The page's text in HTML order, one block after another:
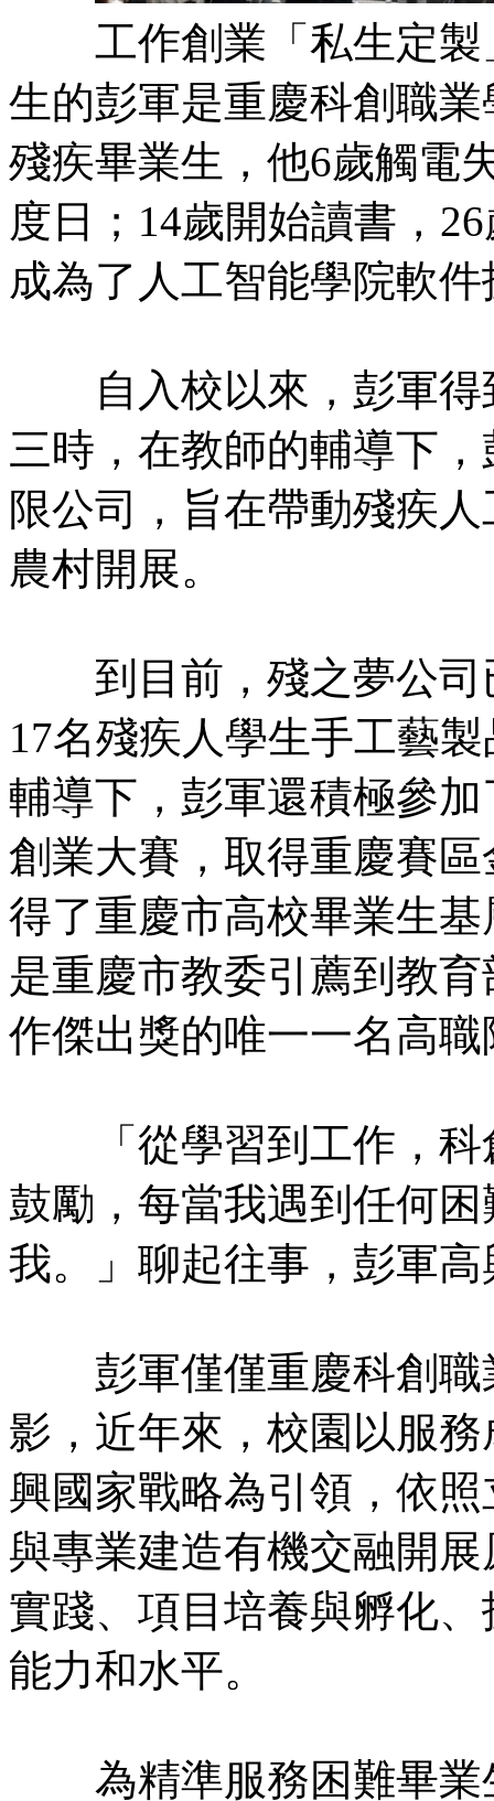
工作創業「私生定製
生的彭軍是重慶科創職
殘疾畢業生，他6歲觸電
度日；14歲開始讀書，
成為了人工智能學院軟
自入校以來，彭軍得
三時，在教師的輔導下
限公司，旨在帶動殘疾
農村開展。
到目前，殘之夢公司
17名殘疾人學生手工藝
輔導下，彭軍還積極參
創業大賽，取得重慶賽
得了重慶市高校畢業生
是重慶市教委引薦到教
作傑出獎的唯一一名高
「從學習到工作，科
鼓勵，每當我遇到任何
我。」聊起往事，彭軍
彭軍僅僅重慶科創職
影，近年來，校園以服
興國家戰略為引領，依
與專業建造有機交融開
實踐、項目培養與孵化
能力和水平。
為精準服務困難畢業